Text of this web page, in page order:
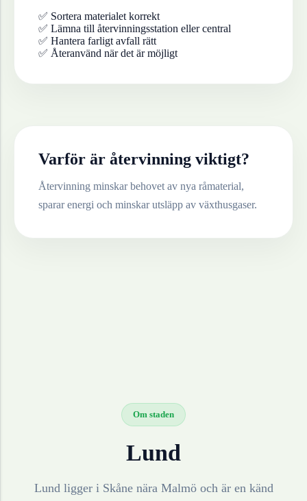
✅ Sortera materialet korrekt
✅ Lämna till återvinningsstation eller central
✅ Hantera farligt avfall rätt
✅ Återanvänd när det är möjligt
Varför är återvinning viktigt?
Återvinning minskar behovet av nya råmaterial,
sparar energi och minskar utsläpp av växthusgaser.
Om staden
Lund
Lund ligger i Skåne nära Malmö och är en känd